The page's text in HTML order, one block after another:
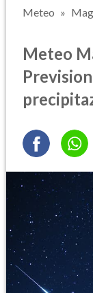
Meteo
Meteo